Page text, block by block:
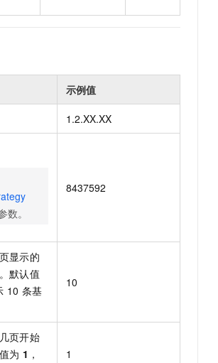
示例值
1.2.XX.XX
数。
8437592
显示的
默认值
10 条基
10
页开始
为 1 ，
1